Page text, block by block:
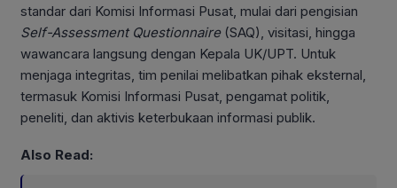
standar dari Komisi Informasi Pusat, mulai dari pengisian
Self-Assessment Questionnaire(SAQ), visitasi, hingga
wawancara langsung dengan Kepala UK/UPT. Untuk
menjaga integritas, tim penilai melibatkan pihak eksternal,
termasuk Komisi Informasi Pusat, pengamat politik,
peneliti, dan aktivis keterbukaan informasi publik.
Also Read: